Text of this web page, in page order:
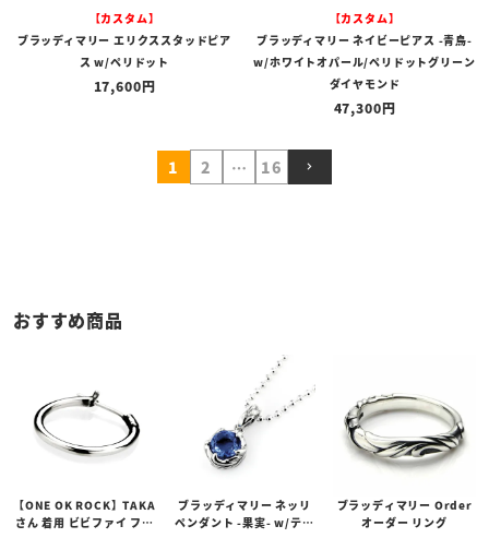
【カスタム】
ブラッディマリー エリクススタッドピア
ス w/ペリドット
17,600
【カスタム】
ブラッディマリー ネイビーピアス -青鳥-
w/ホワイトオパール/ペリドットグリーン
ダイヤモンド
47,300
1 2 … 16
おすすめ商品
【ONE OK ROCK】TAKA
さん 着用 ビビファイ フー
ブラッディマリー ネッリ
ペンダント -果実- w/ティ
ブラッディマリー Order
オーダー リング